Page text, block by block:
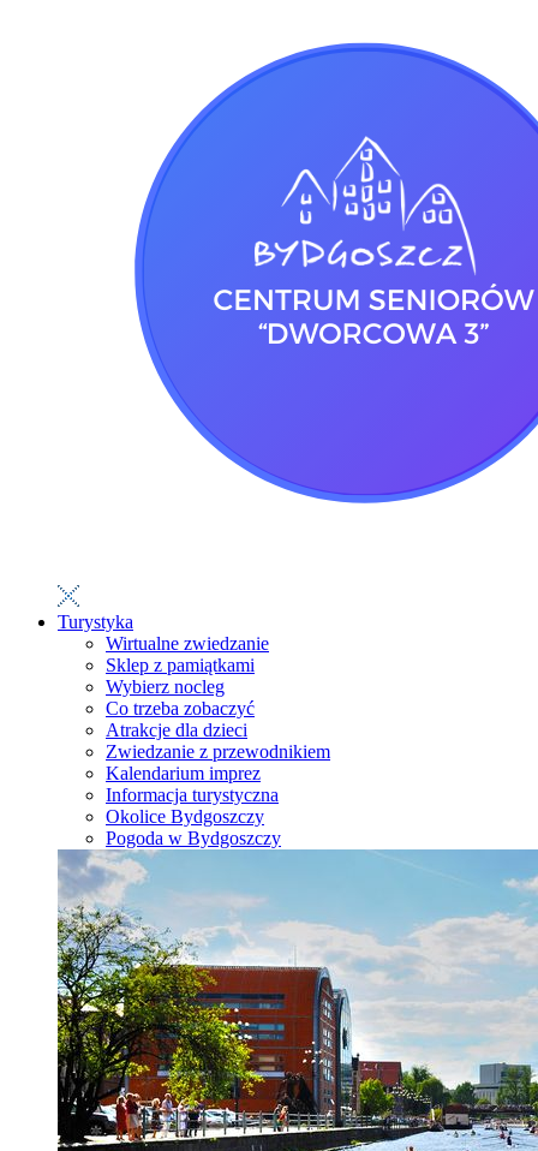
Turystyka
Wirtualne zwiedzanie
Sklep z pamiątkami
Wybierz nocleg
Co trzeba zobaczyć
Atrakcje dla dzieci
Zwiedzanie z przewodnikiem
Kalendarium imprez
Informacja turystyczna
Okolice Bydgoszczy
Pogoda w Bydgoszczy